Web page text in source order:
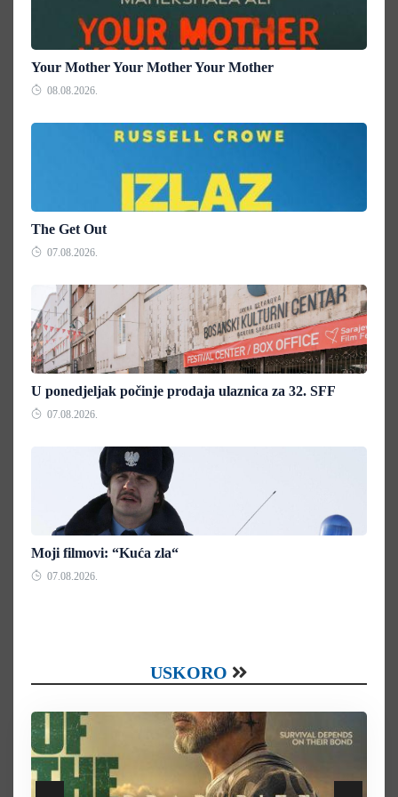
Your Mother Your Mother Your Mother
08.08.2026.
The Get Out
07.08.2026.
U ponedjeljak počinje prodaja ulaznica za 32. SFF
07.08.2026.
Moji filmovi: “Kuća zla“
07.08.2026.
USKORO